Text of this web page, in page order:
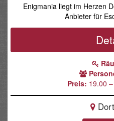
Enigmania liegt im Herzen
Anbieter für
Preis: 19.00